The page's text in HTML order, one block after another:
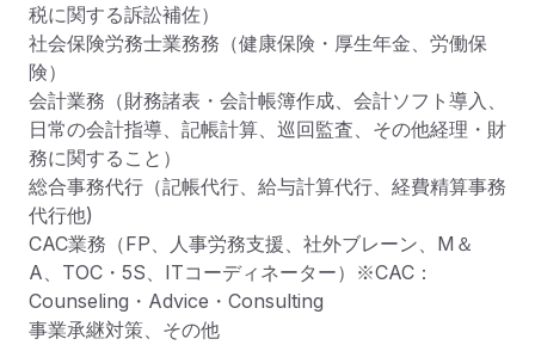
税に関する訴訟補佐）
社会保険労務士業務務（健康保険・厚生年金、労働保
険）
会計業務（財務諸表・会計帳簿作成、会計ソフト導入、
日常の会計指導、記帳計算、巡回監査、その他経理・財
務に関すること）
総合事務代行（記帳代行、給与計算代行、経費精算事務
代行他)
CAC業務（FP、人事労務支援、社外ブレーン、M＆
A、TOC・5S、ITコーディネーター）※CAC：
Counseling・Advice・Consulting
事業承継対策、その他